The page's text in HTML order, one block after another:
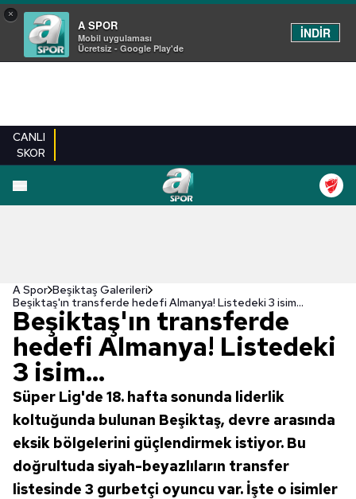
×
A SPOR
Mobil uygulaması
Ücretsiz - Google Play'de
İNDİR
CANLI
SKOR
EN YENILER
A Spor Beşiktaş Galerileri
Beşiktaş'ın transferde hedefi Almanya! Listedeki 3 isim...
Beşiktaş'ın transferde
hedefi Almanya! Listedeki
3 isim...
Süper Lig'de 18. hafta sonunda liderlik
koltuğunda bulunan Beşiktaş, devre arasında
eksik bölgelerini güçlendirmek istiyor. Bu
doğrultuda siyah-beyazlıların transfer
listesinde 3 gurbetçi oyuncu var. İşte o isimler